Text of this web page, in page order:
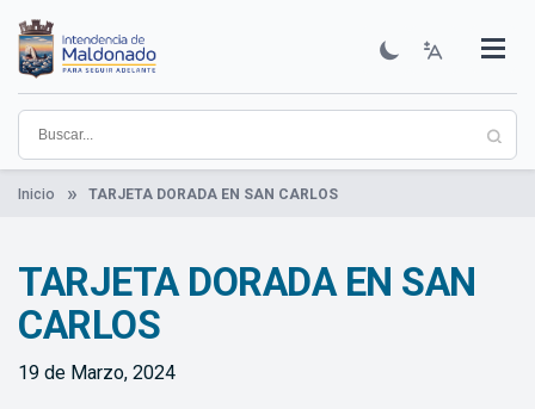
contenido
principal
Institucional
Municipios
Descubre Maldonado
Comunicación
Servicios
Guía De Trámites
Ver Noticias
Inicio TARJETA DORADA EN SAN CARLOS
TARJETA DORADA EN SAN
CARLOS
19 de Marzo, 2024